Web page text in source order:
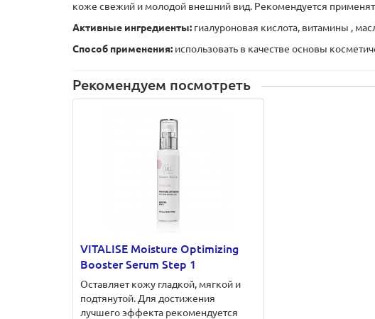
коже свежий и молодой внешний вид. Рекомендуется
Активные ингредиенты: гиалуроновая кислота, витамины ,
Способ применения: использовать в качестве основы
Рекомендуем посмотреть
VITALISE Moisture Optimizing
Booster Serum Step 1
Оставляет кожу гладкой, мягкой и
подтянутой. Для достижения
лучшего эффекта рекомендуется